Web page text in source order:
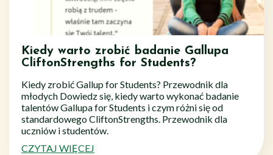
Kiedy warto zrobić badanie Gallupa
CliftonStrengths for Students?
Kiedy zrobić Gallup for Students? Przewodnik dla
młodych Dowiedz się, kiedy warto wykonać badanie
talentów Gallupa for Students i czym różni się od
standardowego CliftonStrengths. Przewodnik dla
uczniów i studentów.
CZYTAJ WIĘCEJ